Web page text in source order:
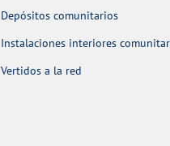
Depósitos comunitarios
Instalaciones interiores
Vertidos a la red